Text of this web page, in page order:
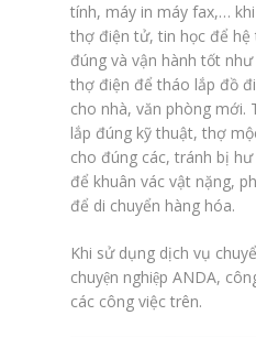
tính, máy in máy fax,…
thợ điện tử, tin học để
đúng và vận hành tốt
thợ điện để tháo lắp đồ
cho nhà, văn phòng mới.
lắp đúng kỹ thuật, thợ
cho đúng các, tránh bị
để khuân vác vật nặng,
để di chuyển hàng hóa.
Khi sử dụng dịch vụ
chuyện nghiệp ANDA,
các công việc trên.